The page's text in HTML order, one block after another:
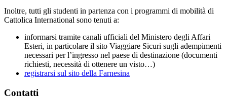
Inoltre, tutti gli studenti in partenza con i programmi di mobilità di
Cattolica International sono tenuti a:
informarsi tramite canali ufficiali del Ministero degli Affari
Esteri, in particolare il sito Viaggiare Sicuri sugli adempimenti
necessari per l’ingresso nel paese di destinazione (documenti
richiesti, necessità di ottenere un visto…)
registrarsi sul sito della Farnesina
Contatti